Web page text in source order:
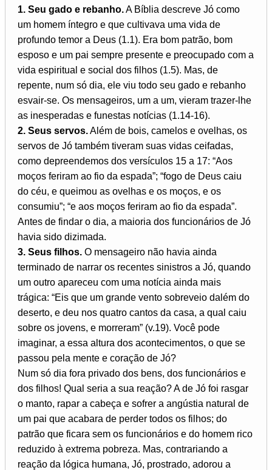
1. Seu gado e rebanho.A Bíblia descreve Jó como
um homem íntegro e que cultivava uma vida de
profundo temor a Deus (1.1). Era bom patrão, bom
esposo e um pai sempre presente e preocupado com a
vida espiritual e social dos filhos (1.5). Mas, de
repente, num só dia, ele viu todo seu gado e rebanho
esvair-se. Os mensageiros, um a um, vieram trazer-lhe
as inesperadas e funestas notícias (1.14-16).
2. Seus servos.Além de bois, camelos e ovelhas, os
servos de Jó também tiveram suas vidas ceifadas,
como depreendemos dos versículos 15 a 17: “Aos
moços feriram ao fio da espada”; “fogo de Deus caiu
do céu, e queimou as ovelhas e os moços, e os
consumiu”; “e aos moços feriram ao fio da espada”.
Antes de findar o dia, a maioria dos funcionários de Jó
havia sido dizimada.
3. Seus filhos. O mensageiro não havia ainda
terminado de narrar os recentes sinistros a Jó, quando
um outro apareceu com uma notícia ainda mais
trágica: “Eis que um grande vento sobreveio dalém do
deserto, e deu nos quatro cantos da casa, a qual caiu
sobre os jovens, e morreram” (v.19). Você pode
imaginar, a essa altura dos acontecimentos, o que se
passou pela mente e coração de Jó?
Num só dia fora privado dos bens, dos funcionários e
dos filhos! Qual seria a sua reação? A de Jó foi rasgar
o manto, rapar a cabeça e sofrer a angústia natural de
um pai que acabara de perder todos os filhos; do
patrão que ficara sem os funcionários e do homem rico
reduzido à extrema pobreza. Mas, contrariando a
reação da lógica humana, Jó, prostrado, adorou a